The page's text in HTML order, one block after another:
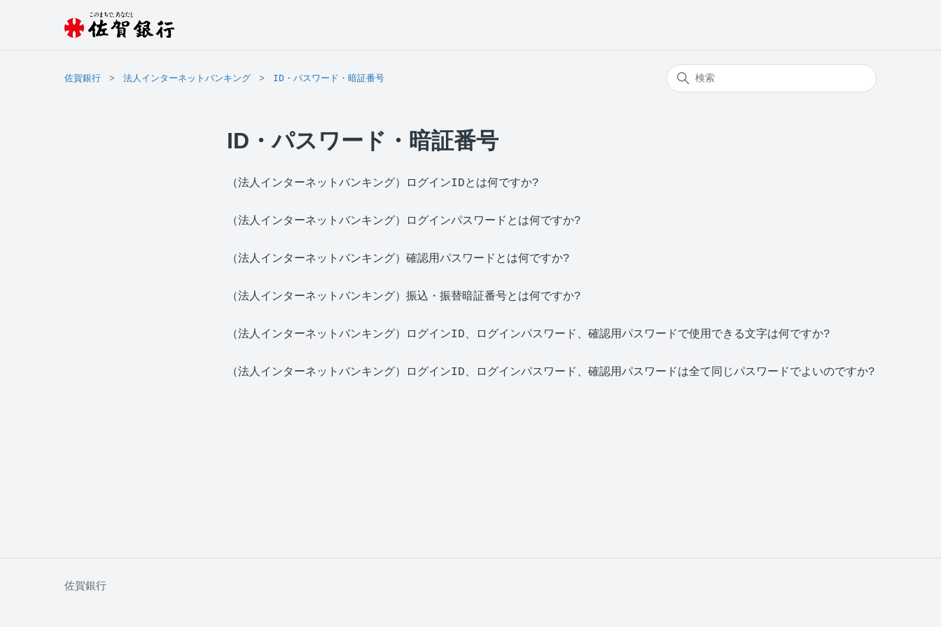
佐賀銀行 法人インターネットバンキング ID・パスワード・暗証番号
ID・パスワード・暗証番号
（法人インターネットバンキング）ログインIDとは何ですか?
（法人インターネットバンキング）ログインパスワードとは何ですか?
（法人インターネットバンキング）確認用パスワードとは何ですか?
（法人インターネットバンキング）振込・振替暗証番号とは何ですか?
（法人インターネットバンキング）ログインID、ログインパスワード、確認用パスワードで使用できる文字は何ですか?
（法人インターネットバンキング）ログインID、ログインパスワード、確認用パスワードは全て同じパスワードでよいのですか?
佐賀銀行